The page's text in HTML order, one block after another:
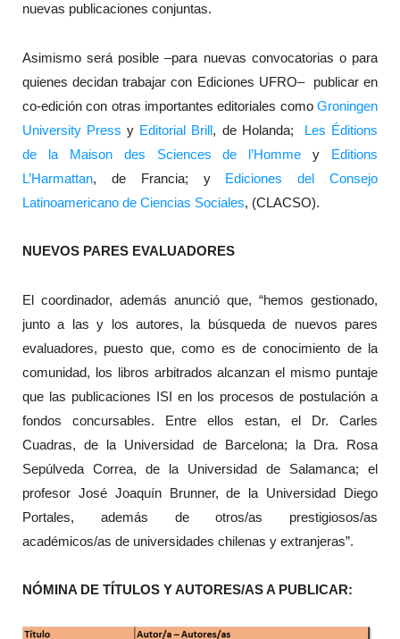
nuevas publicaciones conjuntas.
Asimismo será posible –para nuevas convocatorias o para
quienes decidan trabajar con Ediciones UFRO– publicar en
co-edición con otras importantes editoriales comoGroningen
University Press y Editorial Brill, de Holanda; Les Éditions
de la Maison des Sciences de l’Homme y Editions
L’Harmattan, de Francia; y Ediciones del Consejo
Latinoamericano de Ciencias Sociales, (CLACSO).
NUEVOS PARES EVALUADORES
El coordinador, además anunció que, “hemos gestionado,
junto a las y los autores, la búsqueda de nuevos pares
evaluadores, puesto que, como es de conocimiento de la
comunidad, los libros arbitrados alcanzan el mismo puntaje
que las publicaciones ISI en los procesos de postulación a
fondos concursables. Entre ellos estan, el Dr. Carles
Cuadras, de la Universidad de Barcelona; la Dra. Rosa
Sepúlveda Correa, de la Universidad de Salamanca; el
profesor José Joaquín Brunner, de la Universidad Diego
Portales, además de otros/as prestigiosos/as
académicos/as de universidades chilenas y extranjeras”.
NÓMINA DE TÍTULOS Y AUTORES/AS A PUBLICAR: